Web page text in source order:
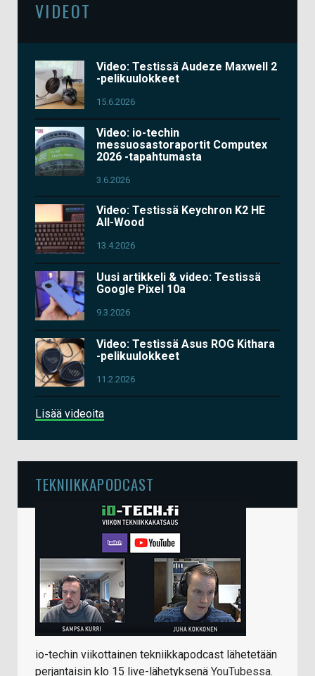
VIDEOT
Video: Testissä Audeze Maxwell 2
-pelikuulokkeet
15.6.2026
Video: io-techin
messuosastoraportit Computex
2026 -tapahtumasta
3.6.2026
Video: Testissä Keychron K2 HE
All-Wood
13.4.2026
Uusi artikkeli & video: Testissä
Google Pixel 10a
9.3.2026
Video: Testissä Asus ROG Kithara
-pelikuulokkeet
11.2.2026
Lisää videoita
TEKNIIKKAPODCAST
io-techin viikottainen tekniikkapodcast lähetetään
perjantaisin klo 15 live-lähetyksenä YouTubessa.